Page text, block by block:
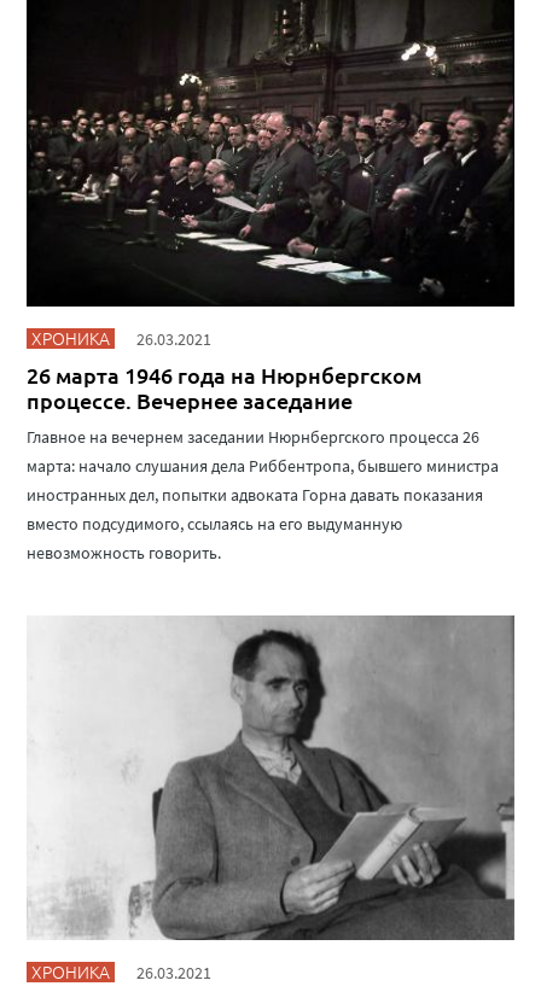
ХРОНИКА 26.03.2021
26 марта 1946 года на Нюрнбергском
процессе. Вечернее заседание
Главное на вечернем заседании Нюрнбергского процесса 26
марта: начало слушания дела Риббентропа, бывшего министра
иностранных дел, попытки адвоката Горна давать показания
вместо подсудимого, ссылаясь на его выдуманную
невозможность говорить.
ХРОНИКА 26.03.2021